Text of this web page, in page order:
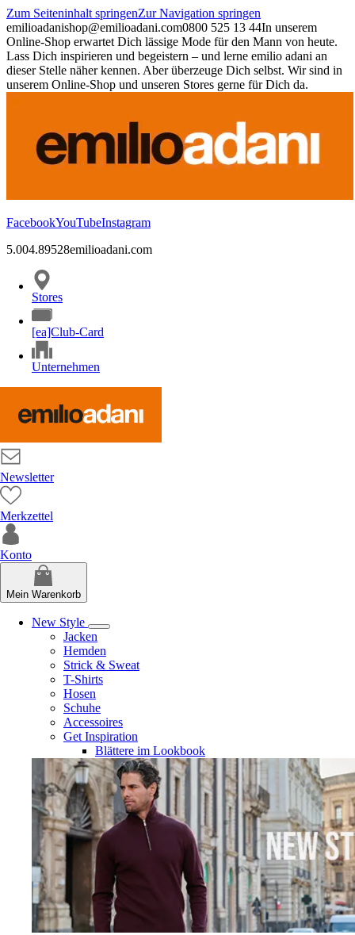
Zum Seiteninhalt springenZur Navigation springen
emilioadanishop@emilioadani.com0800 525 13 44In unserem
Online-Shop erwartet Dich lässige Mode für den Mann von heute.
Lass Dich inspirieren und begeistern – und lerne emilio adani an
dieser Stelle näher kennen. Aber überzeuge Dich selbst. Wir sind in
unserem Online-Shop und unseren Stores gerne für Dich da.
FacebookYouTubeInstagram
5.004.89528emilioadani.com
Stores
[ea]Club-Card
Unternehmen
Newsletter
Merkzettel
Konto
Mein Warenkorb
New Style
Jacken
Hemden
Strick & Sweat
T-Shirts
Hosen
Schuhe
Accessoires
Get Inspiration
Blättere im Lookbook